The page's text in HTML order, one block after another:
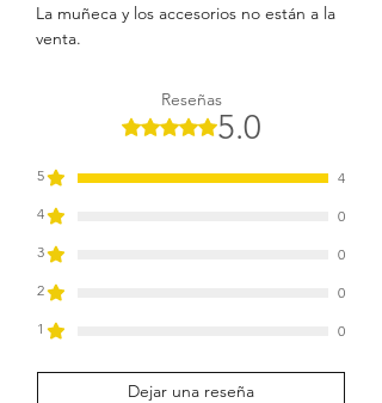
La muñeca y los accesorios no están a la
venta.
Reseñas
Obtuvo 5 de 5 estrellas.
5.0
5
4
4
0
3
0
2
0
1
0
Dejar una reseña